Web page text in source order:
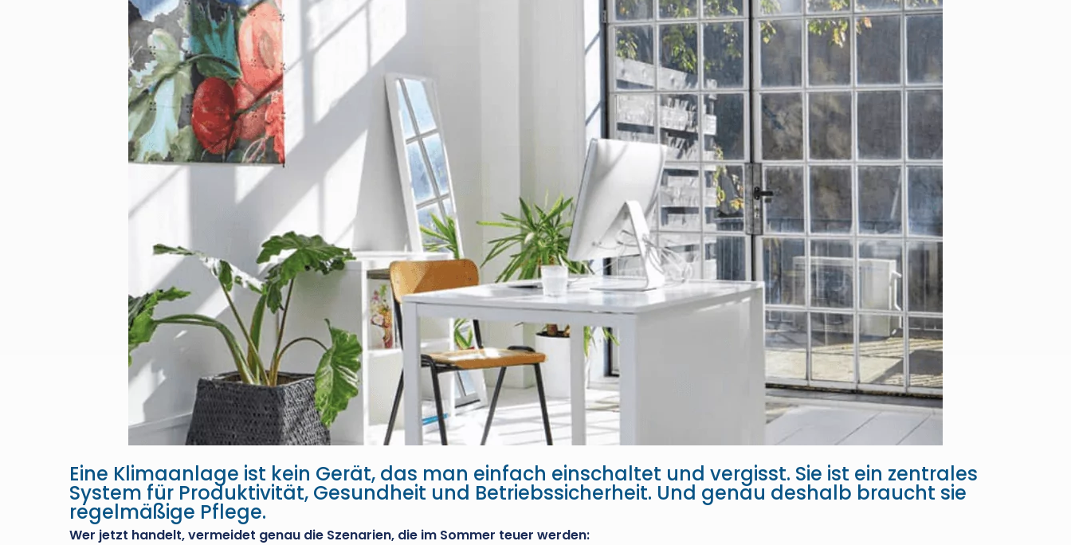
Eine Klimaanlage ist kein Gerät, das man einfach einschaltet und vergisst. Sie ist ein zentrales
System für Produktivität, Gesundheit und Betriebssicherheit. Und genau deshalb braucht sie
regelmäßige Pflege.
Wer jetzt handelt, vermeidet genau die Szenarien, die im Sommer teuer werden: